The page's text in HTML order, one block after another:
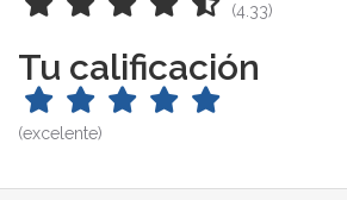
(4.33)
Tu calificación
(excelente)